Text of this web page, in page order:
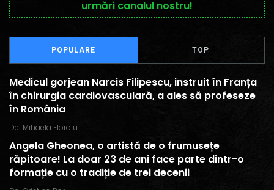
urmări canalul nostru!
POPULARE TOP
Medicul gorjean Narcis Filipescu, instruit în Franța
în chirurgia cardiovasculară, a ales să profeseze
în România
De Mihaela Floroiu
Angela Gheonea, o artistă de o frumusețe
răpitoare! La doar 23 de ani face parte dintr-o
formație cu o tradiție de trei decenii